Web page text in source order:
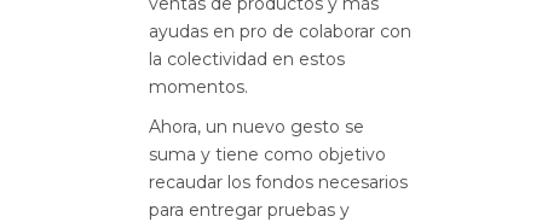
ayudas en pro de colaborar con
la colectividad en estos
momentos.
Ahora, un nuevo gesto se
suma y tiene como objetivo
recaudar los fondos necesarios
para entregar pruebas y